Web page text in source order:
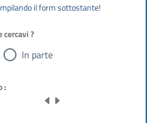
il form sottostante!
cercavi ?
In parte
: